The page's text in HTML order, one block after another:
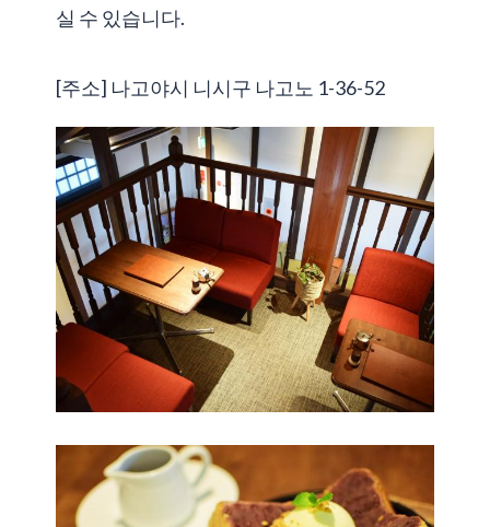
실 수 있습니다.
[주소] 나고야시 니시구 나고노 1-36-52